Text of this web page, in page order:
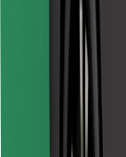
Raskite